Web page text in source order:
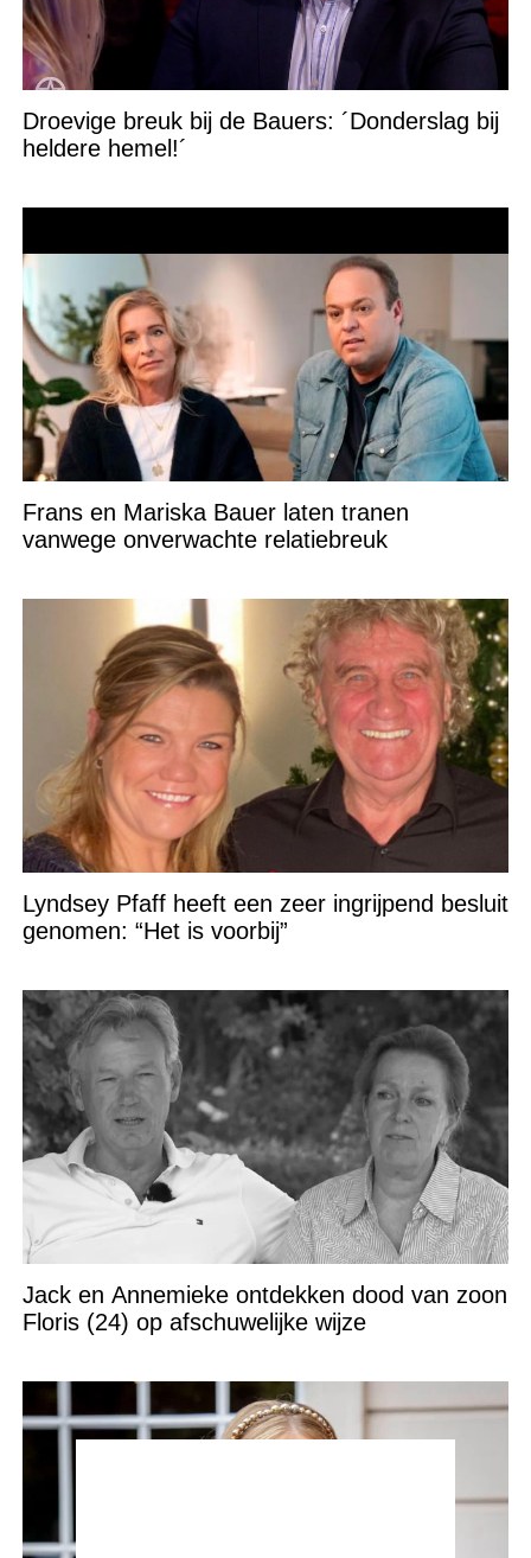
Droevige breuk bij de Bauers: ´Donderslag bij
heldere hemel!´
Frans en Mariska Bauer laten tranen
vanwege onverwachte relatiebreuk
Lyndsey Pfaff heeft een zeer ingrijpend besluit
genomen: “Het is voorbij”
Jack en Annemieke ontdekken dood van zoon
Floris (24) op afschuwelijke wijze